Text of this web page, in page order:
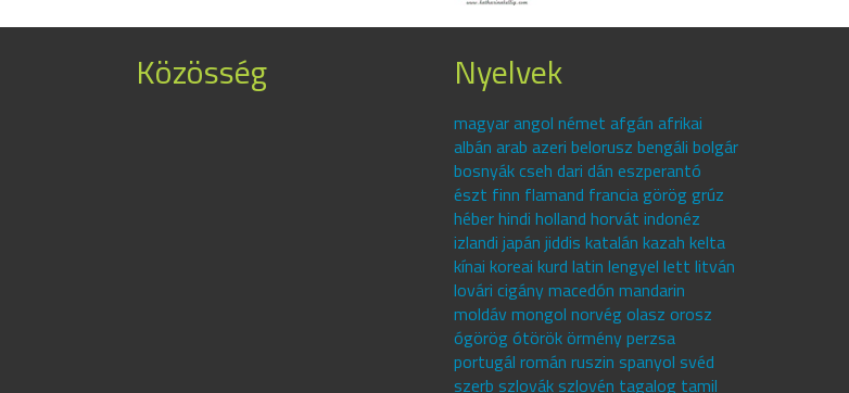
Közösség Nyelvek
magyar angol német afgán afrikai
albán arab azeri belorusz bengáli bolgár
bosnyák cseh dari dán eszperantó
észt finn flamand francia görög grúz
héber hindi holland horvát indonéz
izlandi japán jiddis katalán kazah kelta
kínai koreai kurd latin lengyel lett litván
lovári cigány macedón mandarin
moldáv mongol norvég olasz orosz
ógörög ótörök örmény perzsa
portugál román ruszin spanyol svéd
szerb szlovák szlovén tagalog tamil